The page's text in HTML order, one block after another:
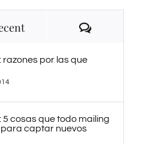
razones por las que
5 cosas que todo mailing
captar nuevos